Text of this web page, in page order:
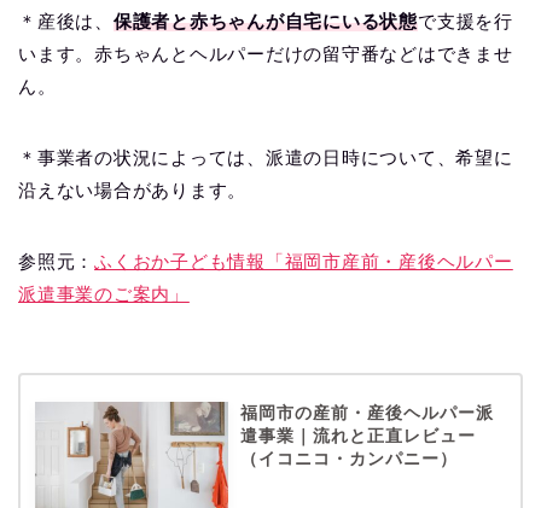
＊産後は、 保護者と赤ちゃんが自宅にいる状態で支援を行
います。赤ちゃんとヘルパーだけの留守番などはできませ
ん。
＊事業者の状況によっては、派遣の日時について、希望に
沿えない場合があります。
参照元：ふくおか子ども情報「福岡市産前・産後ヘルパー
派遣事業のご案内」
福岡市の産前・産後ヘルパー派
遣事業｜流れと正直レビュー
（イコニコ・カンパニー）